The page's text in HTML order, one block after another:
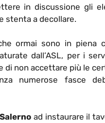
in discussione gli
stenta a decollare.
ormai sono in piena
dall’ASL, per i
di non accettare più le
numerose fasce
ad instaurare il